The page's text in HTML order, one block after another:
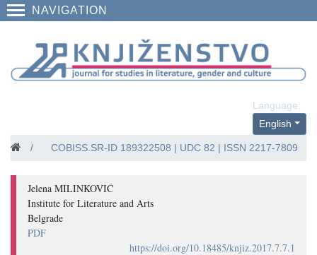
NAVIGATION
Language:
English
Journal
2017
The Experience of War in Smilja Đaković’s Fiction
COBISS.SR-ID 189322508 | UDC 82 | ISSN 2217-7809
Jelena MILINKOVIĆ
Institute for Literature and Arts
Belgrade
PDF
https://doi.org/10.18485/knjiz.2017.7.7.1